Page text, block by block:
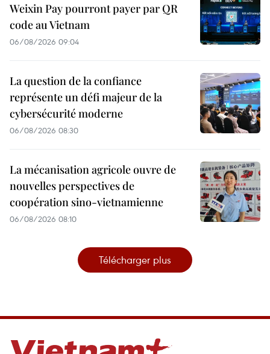
Weixin Pay pourront payer par QR
code au Vietnam
06/08/2026 09:04
La question de la confiance
représente un défi majeur de la
cybersécurité moderne
06/08/2026 08:30
La mécanisation agricole ouvre de
nouvelles perspectives de
coopération sino-vietnamienne
06/08/2026 08:10
Télécharger plus